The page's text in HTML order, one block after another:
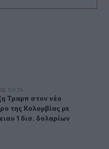
της Κολομβίας με
07:36
Τραμπ στον νέο πρόεδρο
Τραμπ στον νέο
της Κολομβίας με
1 δισ. δολαρίων